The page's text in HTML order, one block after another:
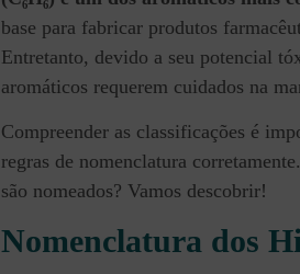
base para fabricar produtos
Entretanto, devido a seu potencial
aromáticos requerem cuidados na
Compreender as classificações é
regras de nomenclatura
são nomeados? Vamos descobrir!
Nomenclatura dos